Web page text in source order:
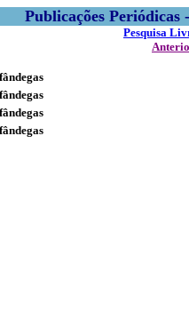
Publicações
Pesquisa